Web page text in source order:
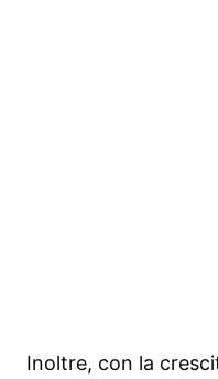
Inoltre, con la